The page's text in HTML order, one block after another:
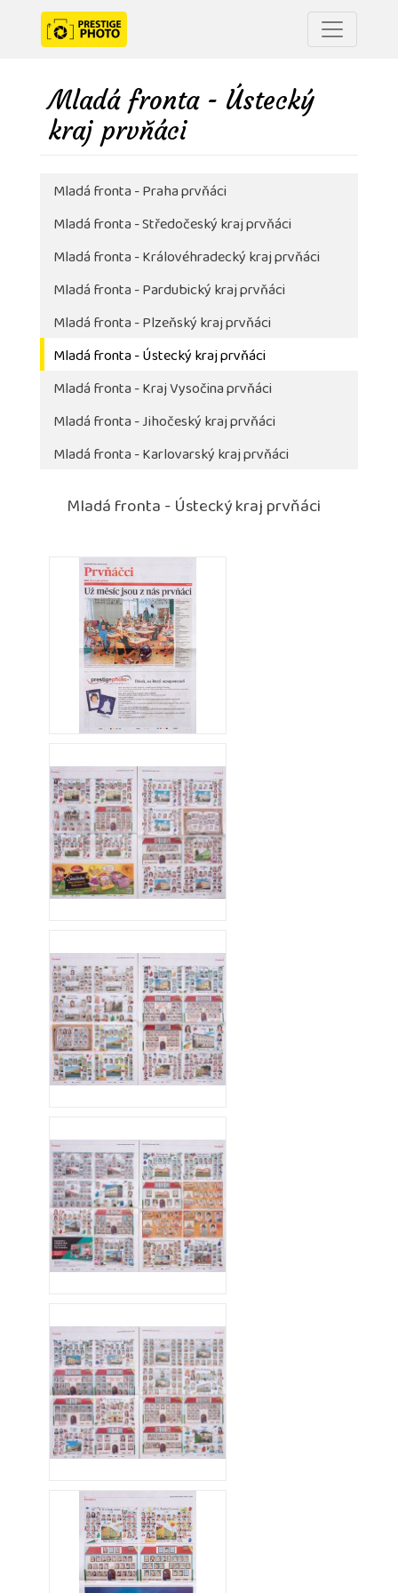
Mladá fronta - Ústecký
kraj prvňáci
Mladá fronta - Praha prvňáci
Mladá fronta - Středočeský kraj prvňáci
Mladá fronta - Královéhradecký kraj prvňáci
Mladá fronta - Pardubický kraj prvňáci
Mladá fronta - Plzeňský kraj prvňáci
Mladá fronta - Ústecký kraj prvňáci
Mladá fronta - Kraj Vysočina prvňáci
Mladá fronta - Jihočeský kraj prvňáci
Mladá fronta - Karlovarský kraj prvňáci
Mladá fronta - Ústecký kraj prvňáci